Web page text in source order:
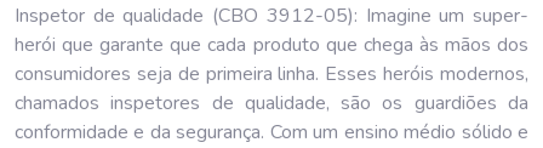
Inspetor de qualidade (CBO 3912-05): Imagine um super-
herói que garante que cada produto que chega às mãos dos
consumidores seja de primeira linha. Esses heróis modernos,
chamados inspetores de qualidade, são os guardiões da
conformidade e da segurança. Com um ensino médio sólido e